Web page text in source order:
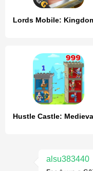
alsu383440